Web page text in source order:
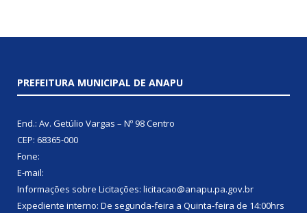
PREFEITURA MUNICIPAL DE ANAPU
End.: Av. Getúlio Vargas – Nº 98 Centro
CEP: 68365-000
Fone:
E-mail:
Informações sobre Licitações: licitacao@anapu.pa.gov.br
Expediente interno: De segunda-feira a Quinta-feira de 14:00hrs